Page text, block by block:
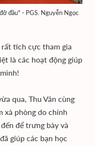
đầu" - PGS. Nguyễn Ngọc
tích cực tham gia
là các hoạt động giúp
qua, Thu Vân cùng
xà phòng do chính
để trưng bày và
giúp các bạn học